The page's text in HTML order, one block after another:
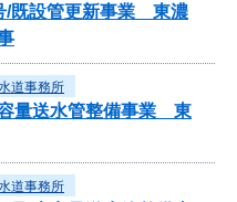
/既設管更新事業 東濃
道事務所
容量送水管整備事業 東
道事務所